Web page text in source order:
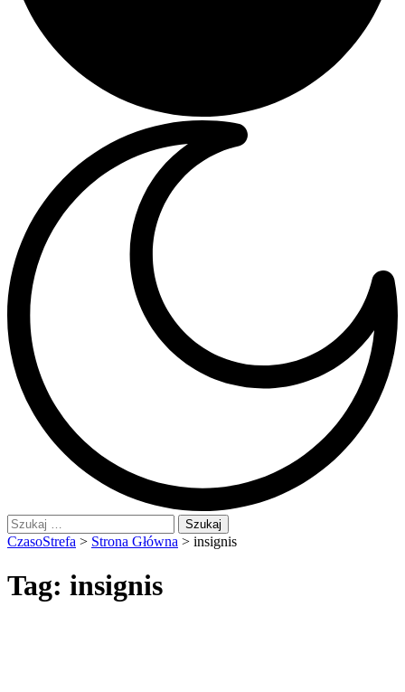
Szukaj:
CzasoStrefa > Strona Główna > insignis
Tag: insignis